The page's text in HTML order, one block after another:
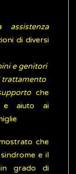
di diversi
e genitori
trattamento
che
e aiuto ai
che
e il
grado di